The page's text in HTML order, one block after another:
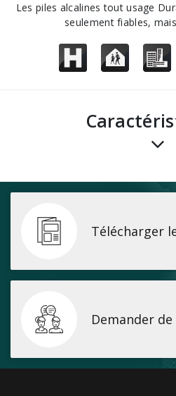
Les piles alcalines tout usage Duracell CopperTop sont non
seulement fiables,
Télécharger
Demander